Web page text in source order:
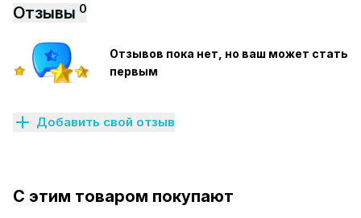
Отзывы 0
Отзывов пока нет, но ваш может стать
первым
Добавить свой отзыв
С этим товаром покупают